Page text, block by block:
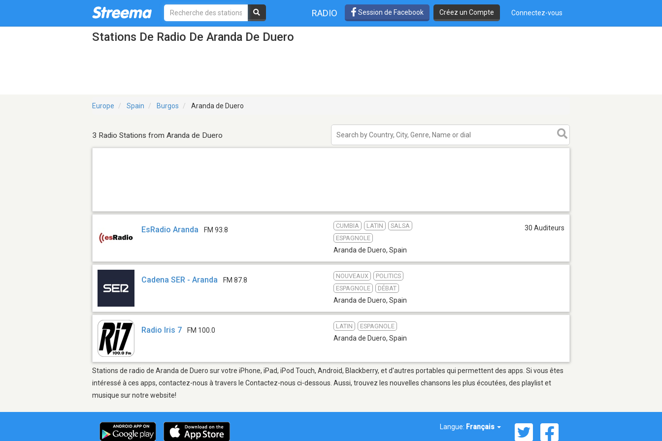
RADIO Session de Facebook Créez un Compte Connectez-vous
Stations De Radio De Aranda De Duero
Europe Spain Burgos Aranda de Duero
3 Radio Stations from Aranda de Duero
EsRadio Aranda FM 93.8
CUMBIA LATIN
SALSA
ESPAGNOLE
Aranda de Duero, Spain
30 Auditeurs
Cadena SER - Aranda FM 87.8
NOUVEAUX
POLITICS
ESPAGNOLE
DÉBAT
Aranda de Duero, Spain
Radio Iris 7 FM 100.0
LATIN ESPAGNOLE
Aranda de Duero, Spain
Stations de radio de Aranda de Duero sur votre iPhone, iPad, iPod Touch, Android, Blackberry, et d'autres portables qui permettent des apps. Si vous êtes
intéressé à ces apps, contactez-nous à travers le Contactez-nous ci-dessous. Aussi, trouvez les nouvelles chansons les plus écoutées, des playlist et
musique sur notre website!
Langue: Français